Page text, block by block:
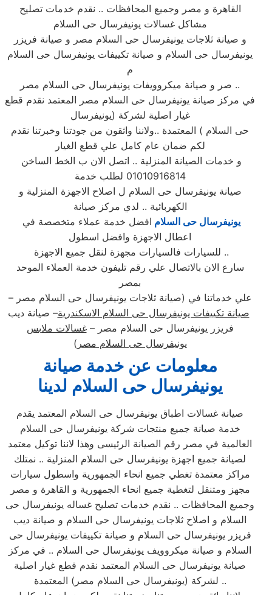
القاهرة و مصر وجميع المحافظات .. نقدم خدمات تصليح
مشاكل غسالات يونيفرسال حى السلام
و صيانة ثلاجات يونيفرسال حى السلام مصر و صيانة فريزر
يونيفرسال حى السلام و صيانة تكييفات يونيفرسال حى السلام
م
صر و صيانة ميكروويفات يونيفرسال حى السلام مصر ..
في مركز صيانة يونيفرسال حى السلام مصر المعتمد نقدم قطع
غيار اصلية لشركة (يونيفرسال
حى السلام ) المعتمدة ..ولاننا واثقون من جودتنا وخبرتنا نقدم
لكم ضمان عام كامل علي قطع الغيار
01010916814 لطلب خدمة
صيانة يونيفرسال حى السلام ل اصلاح الاجهزة المنزلية و
الكهربائية .. لدي مركز صيانة
يونيفرسال حى السلام افضل خدمة عملاء متخصصة في
اعطال الاجهزة وافضل اسطول
للسيارات فالسيارات مجهزة لنقل جميع الاجهزة ..
سارع الان بالاتصال علي رقم تليفون خدمة العملاء الموحد
بمصر
علي خدماتنا في (صيانة ثلاجات يونيفرسال حى السلام مصر –
صيانة تكييفات يونيفرسال حى السلام الاسكندرية– صيانة ديب
فريزر يونيفرسال حى السلام مصر –غسالات ملابس
يونيفرسال حى السلام مصر )
معلومات عن خدمة صيانة
يونيفرسال حى السلام لدينا
صيانة غسالات اطباق يونيفرسال حى السلام المعتمد يقدم
خدمة صيانة جميع منتجات شركة يونيفرسال حى السلام
العالمية في مصر رقم الصيانة الرئيسى وهذا لاننا توكيل معتمد
لصيانة جميع اجهزة يونيفرسال حى السلام المنزلية .. نمتلك
مراكز معتمدة تغطي جميع انحاء الجمهورية واسطول سيارات
مجهز ومتنقل لتغطية جميع انحاء الجمهورية و القاهرة و مصر
وجميع المحافظات .. نقدم خدمات تصليح غساله يونيفرسال حى
السلام و اصلاح ثلاجات يونيفرسال حى السلام و صيانة ديب
فريزر يونيفرسال حى السلام و صيانة تكييفات يونيفرسال حى
السلام و صيانة ميكروويف يونيفرسال حى السلام .. في مركز
صيانة يونيفرسال حى السلام المعتمد نقدم قطع غيار اصلية
لشركة (يونيفرسال حى السلام مصر) المعتمدة ..